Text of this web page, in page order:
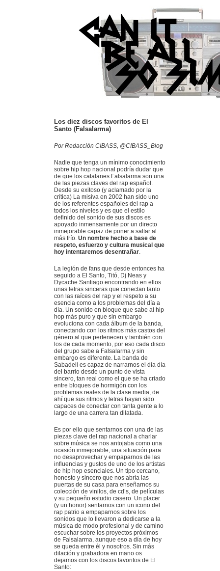
Los diez discos favoritos de El
Santo (Falsalarma)
Por Redacción CIBASS, @CIBASS_Blog
Nadie que tenga un mínimo conocimiento
sobre hip hop nacional podría dudar que
de que los catalanes Falsalarma son una
de las piezas claves del rap español.
Desde su exitoso (y aclamado por la
crítica) La misiva en 2002 han sido uno
de los referentes españoles del rap a
todos los niveles y es que el estilo
definido del sonido de sus discos es
apoyado inmensamente por un directo
inmejorable capaz de poner a saltar al
más frío. Un nombre hecho a base de
respeto, esfuerzo y cultura musical que
hoy intentaremos desentrañar.
La legión de fans que desde entonces ha
seguido a El Santo, Titó, Dj Neas y
Dycache Santiago encontrando en ellos
unas letras sinceras que conectan tanto
con las raíces del rap y el respeto a su
esencia como a los problemas del día a
día. Un sonido en bloque que sabe al hip
hop más puro y que sin embargo
evoluciona con cada álbum de la banda,
conectando con los ritmos más castos del
género al que pertenecen y también con
los de cada momento, por eso cada disco
del grupo sabe a Falsalarma y sin
embargo es diferente. La banda de
Sabadell es capaz de narrarnos el día día
del barrio desde un punto de vista
sincero, tan real como el que se ha criado
entre bloques de hormigón con los
problemas reales de la clase media, de
ahí que sus ritmos y letras hayan sido
capaces de conectar con tanta gente a lo
largo de una carrera tan dilatada.
Es por ello que sentarnos con una de las
piezas clave del rap nacional a charlar
sobre música se nos antojaba como una
ocasión inmejorable, una situación para
no desaprovechar y empaparnos de las
influencias y gustos de uno de los artistas
de hip hop esenciales. Un tipo cercano,
honesto y sincero que nos abría las
puertas de su casa para enseñarnos su
colección de vinilos, de cd’s, de películas
y su pequeño estudio casero. Un placer
(y un honor) sentarnos con un icono del
rap patrio a empaparnos sobre los
sonidos que lo llevaron a dedicarse a la
música de modo profesional y de camino
escuchar sobre los proyectos próximos
de Falsalarma, aunque eso a día de hoy
se queda entre él y nosotros. Sin más
dilación y grabadora en mano os
dejamos con los discos favoritos de El
Santo: